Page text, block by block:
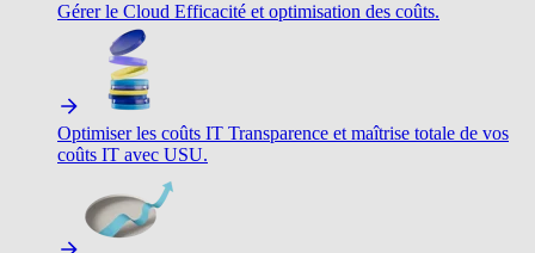
Gérer le Cloud Efficacité et optimisation des coûts.
Optimiser les coûts IT Transparence et maîtrise totale de vos
coûts IT avec USU.